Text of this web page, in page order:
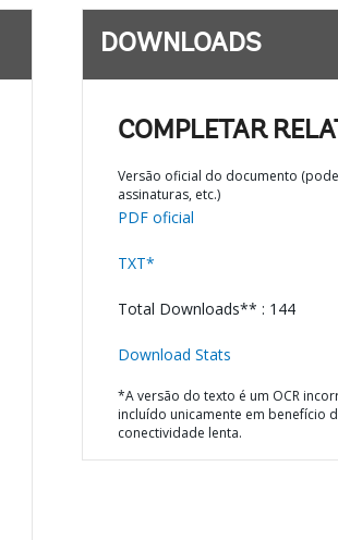
DOWNLOADS
COMPLETAR
Versão oficial do documento
assinaturas, etc.)
PDF oficial
TXT*
Total Downloads** : 144
Download Stats
*A versão do texto é um OCR
incluído unicamente em benefício
conectividade lenta.